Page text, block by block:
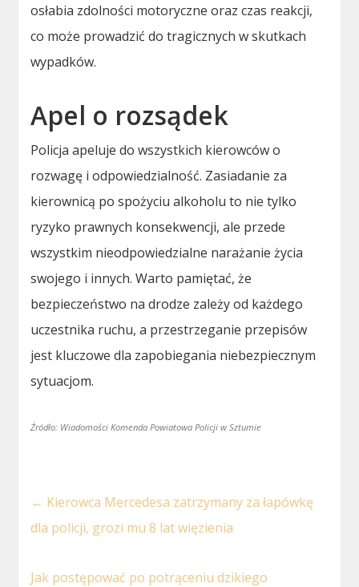
osłabia zdolności motoryczne oraz czas reakcji,
co może prowadzić do tragicznych w skutkach
wypadków.
Apel o rozsądek
Policja apeluje do wszystkich kierowców o
rozwagę i odpowiedzialność. Zasiadanie za
kierownicą po spożyciu alkoholu to nie tylko
ryzyko prawnych konsekwencji, ale przede
wszystkim nieodpowiedzialne narażanie życia
swojego i innych. Warto pamiętać, że
bezpieczeństwo na drodze zależy od każdego
uczestnika ruchu, a przestrzeganie przepisów
jest kluczowe dla zapobiegania niebezpiecznym
sytuacjom.
Źródło: Wiadomości Komenda Powiatowa Policji w Sztumie
← Kierowca Mercedesa zatrzymany za łapówkę
dla policji, grozi mu 8 lat więzienia
Jak postępować po potrąceniu dzikiego